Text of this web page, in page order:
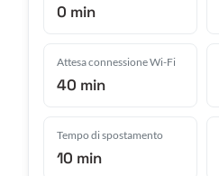
0 min
Attesa connessione Wi-Fi
40 min
Tempo di spostamento
10 min